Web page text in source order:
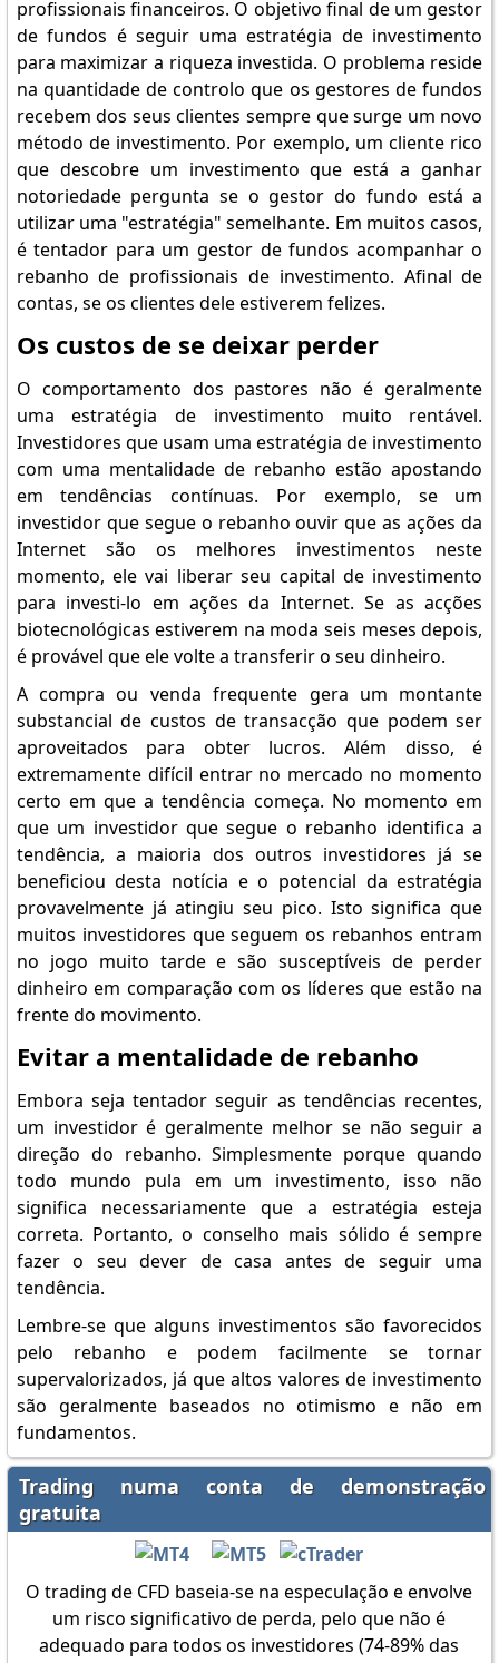
profissionais financeiros. O objetivo final de um gestor
de fundos é seguir uma estratégia de investimento
para maximizar a riqueza investida. O problema reside
na quantidade de controlo que os gestores de fundos
recebem dos seus clientes sempre que surge um novo
método de investimento. Por exemplo, um cliente rico
que descobre um investimento que está a ganhar
notoriedade pergunta se o gestor do fundo está a
utilizar uma "estratégia" semelhante. Em muitos casos,
é tentador para um gestor de fundos acompanhar o
rebanho de profissionais de investimento. Afinal de
contas, se os clientes dele estiverem felizes.
Os custos de se deixar perder
O comportamento dos pastores não é geralmente
uma estratégia de investimento muito rentável.
Investidores que usam uma estratégia de investimento
com uma mentalidade de rebanho estão apostando
em tendências contínuas. Por exemplo, se um
investidor que segue o rebanho ouvir que as ações da
Internet são os melhores investimentos neste
momento, ele vai liberar seu capital de investimento
para investi-lo em ações da Internet. Se as acções
biotecnológicas estiverem na moda seis meses depois,
é provável que ele volte a transferir o seu dinheiro.
A compra ou venda frequente gera um montante
substancial de custos de transacção que podem ser
aproveitados para obter lucros. Além disso, é
extremamente difícil entrar no mercado no momento
certo em que a tendência começa. No momento em
que um investidor que segue o rebanho identifica a
tendência, a maioria dos outros investidores já se
beneficiou desta notícia e o potencial da estratégia
provavelmente já atingiu seu pico. Isto significa que
muitos investidores que seguem os rebanhos entram
no jogo muito tarde e são susceptíveis de perder
dinheiro em comparação com os líderes que estão na
frente do movimento.
Evitar a mentalidade de rebanho
Embora seja tentador seguir as tendências recentes,
um investidor é geralmente melhor se não seguir a
direção do rebanho. Simplesmente porque quando
todo mundo pula em um investimento, isso não
significa necessariamente que a estratégia esteja
correta. Portanto, o conselho mais sólido é sempre
fazer o seu dever de casa antes de seguir uma
tendência.
Lembre-se que alguns investimentos são favorecidos
pelo rebanho e podem facilmente se tornar
supervalorizados, já que altos valores de investimento
são geralmente baseados no otimismo e não em
fundamentos.
Trading numa conta de demonstração
gratuita
O trading de CFD baseia-se na especulação e envolve
um risco significativo de perda, pelo que não é
adequado para todos os investidores (74-89% das